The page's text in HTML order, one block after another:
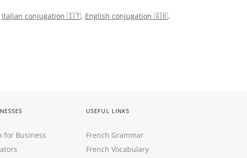
Italian conjugation 🇮🇹, English conjugation 🇬🇧.
for Business
USEFUL LINKS
French Grammar
French Vocabulary